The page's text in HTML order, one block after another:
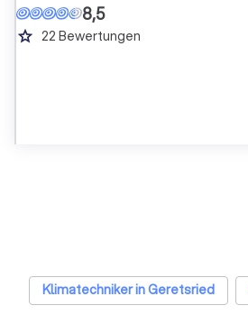
8,5
grade 22 Bewertungen
Klimatechniker in Geretsried